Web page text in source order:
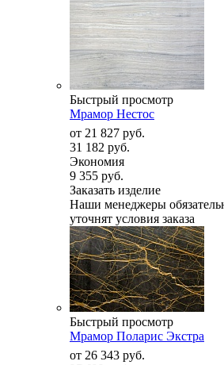
Быстрый просмотр
Мрамор Нестос
от 21 827 руб.
31 182 руб.
Экономия
9 355 руб.
Заказать изделие
Наши менеджеры
уточнят условия заказа
Быстрый просмотр
Мрамор Поларис Экстра
от 26 343 руб.